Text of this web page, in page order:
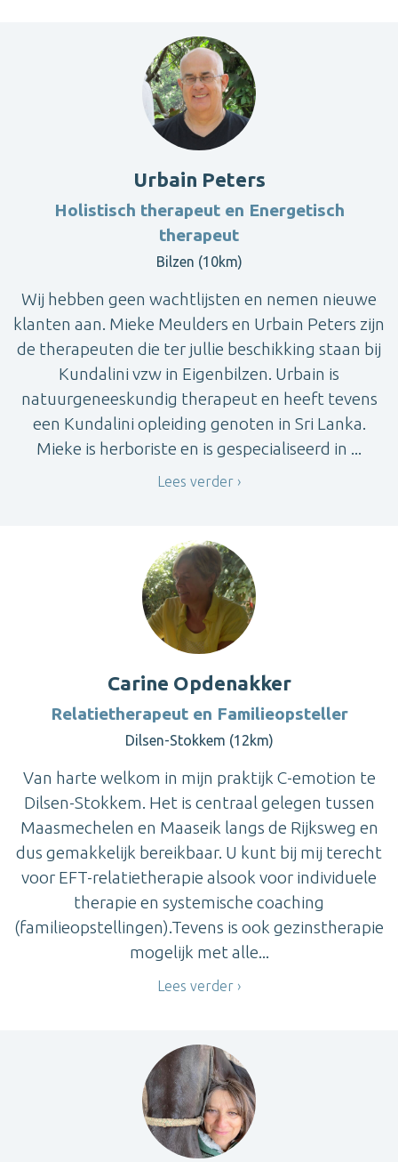
Urbain Peters
Holistisch therapeut en Energetisch
therapeut
Bilzen (10km)
Wij hebben geen wachtlijsten en nemen nieuwe
klanten aan. Mieke Meulders en Urbain Peters zijn
de therapeuten die ter jullie beschikking staan bij
Kundalini vzw in Eigenbilzen. Urbain is
natuurgeneeskundig therapeut en heeft tevens
een Kundalini opleiding genoten in Sri Lanka.
Mieke is herboriste en is gespecialiseerd in ...
Lees verder
Carine Opdenakker
Relatietherapeut en Familieopsteller
Dilsen-Stokkem (12km)
Van harte welkom in mijn praktijk C-emotion te
Dilsen-Stokkem. Het is centraal gelegen tussen
Maasmechelen en Maaseik langs de Rijksweg en
dus gemakkelijk bereikbaar. U kunt bij mij terecht
voor EFT-relatietherapie alsook voor individuele
therapie en systemische coaching
(familieopstellingen).Tevens is ook gezinstherapie
mogelijk met alle...
Lees verder